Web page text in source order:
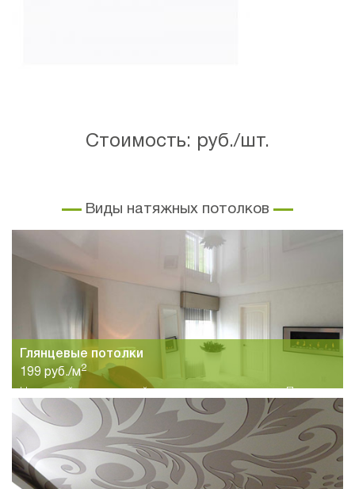
Стоимость: руб./шт.
Виды натяжных потолков
Глянцевые потолки
199 руб./м2
Большой выбор цветов и высокое качество по
привлекательной цене..